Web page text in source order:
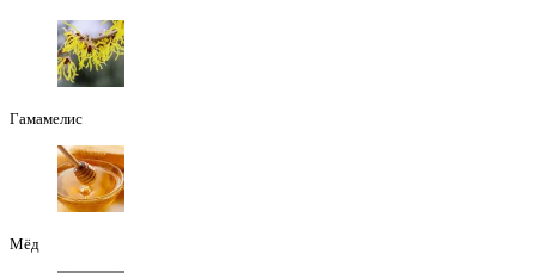
Гамамелис
Мёд